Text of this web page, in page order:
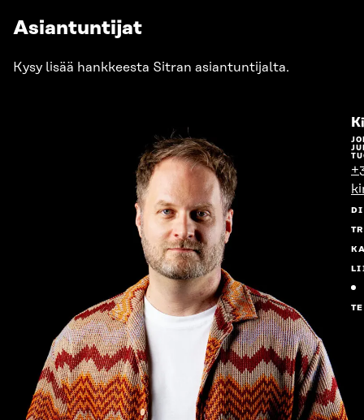
Asiantuntijat
Kysy lisää hankkeesta Sitran asiantuntijalta.